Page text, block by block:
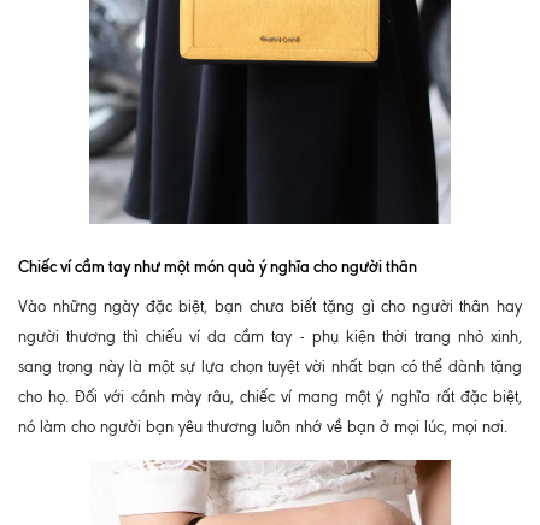
Chiếc ví cầm tay như một món quà ý nghĩa cho người thân
Vào những ngày đặc biệt, bạn chưa biết tặng gì cho người thân hay
người thương thì chiếu ví da cầm tay - phụ kiện thời trang nhỏ xinh,
sang trọng này là một sự lựa chọn tuyệt vời nhất bạn có thể dành tặng
cho họ. Đối với cánh mày râu, chiếc ví mang một ý nghĩa rất đặc biệt,
nó làm cho người bạn yêu thương luôn nhớ về bạn ở mọi lúc, mọi nơi.